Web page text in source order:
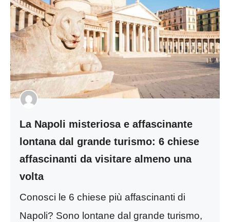
La Napoli misteriosa e affascinante
lontana dal grande turismo: 6 chiese
affascinanti da visitare almeno una
volta
Conosci le 6 chiese più affascinanti di
Napoli? Sono lontane dal grande turismo,